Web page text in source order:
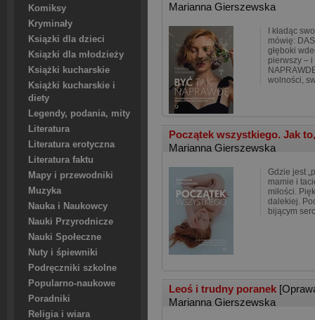
Komiksy
Kryminały
Ksiązki dla dzieci
Ksiązki dla młodzieży
Książki kucharskie
Książki kucharskie i
diety
Legendy, podania, mity
Literatura
Literatura erotyczna
Literatura faktu
Mapy i przewodniki
Muzyka
Nauka i Naukowcy
Nauki Przyrodnicze
Nauki Społeczne
Nuty i śpiewniki
Podręczniki szkolne
Popularno-naukowe
Poradniki
Religia i wiara
Marianna Gierszewska
I kładąc
mówię:
głęboki
pierwszy –
wolności,
Początek wszystkiego. Jak
Marianna Gierszewska
Gdzie jest
mamie i
miłości.
dalekiej.
bijącym
Leoś i trudny poranek
Marianna Gierszewska